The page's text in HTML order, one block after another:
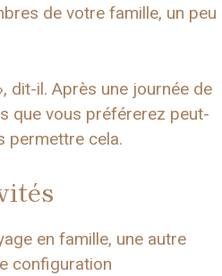
de votre famille, un peu
dit-il. Après une journée de
que vous préférerez peut-
permettre cela.
en famille, une autre
configuration